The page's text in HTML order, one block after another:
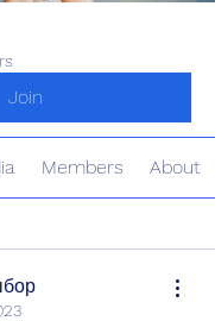
Join
Members About